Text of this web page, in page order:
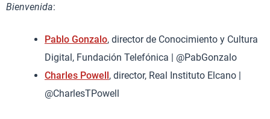
Bienvenida:
Pablo Gonzalo, director de Conocimiento y Cultura
Digital, Fundación Telefónica | @PabGonzalo
Charles Powell, director, Real Instituto Elcano |
@CharlesTPowell